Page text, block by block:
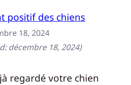
positif des chiens
18, 2024
décembre 18, 2024)
regardé votre chien